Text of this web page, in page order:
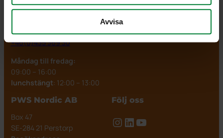
Avvisa
Vi är redo att hjälpa dig
info@pwsab.se
+46(0)435 369 30
Måndag till fredag:
09:00 – 16:00
lunchstängt: 12:00 – 13:00
PWS Nordic AB
Box 47
SE-284 21 Perstorp
Följ oss
Instagram
LinkedIn
YouTube